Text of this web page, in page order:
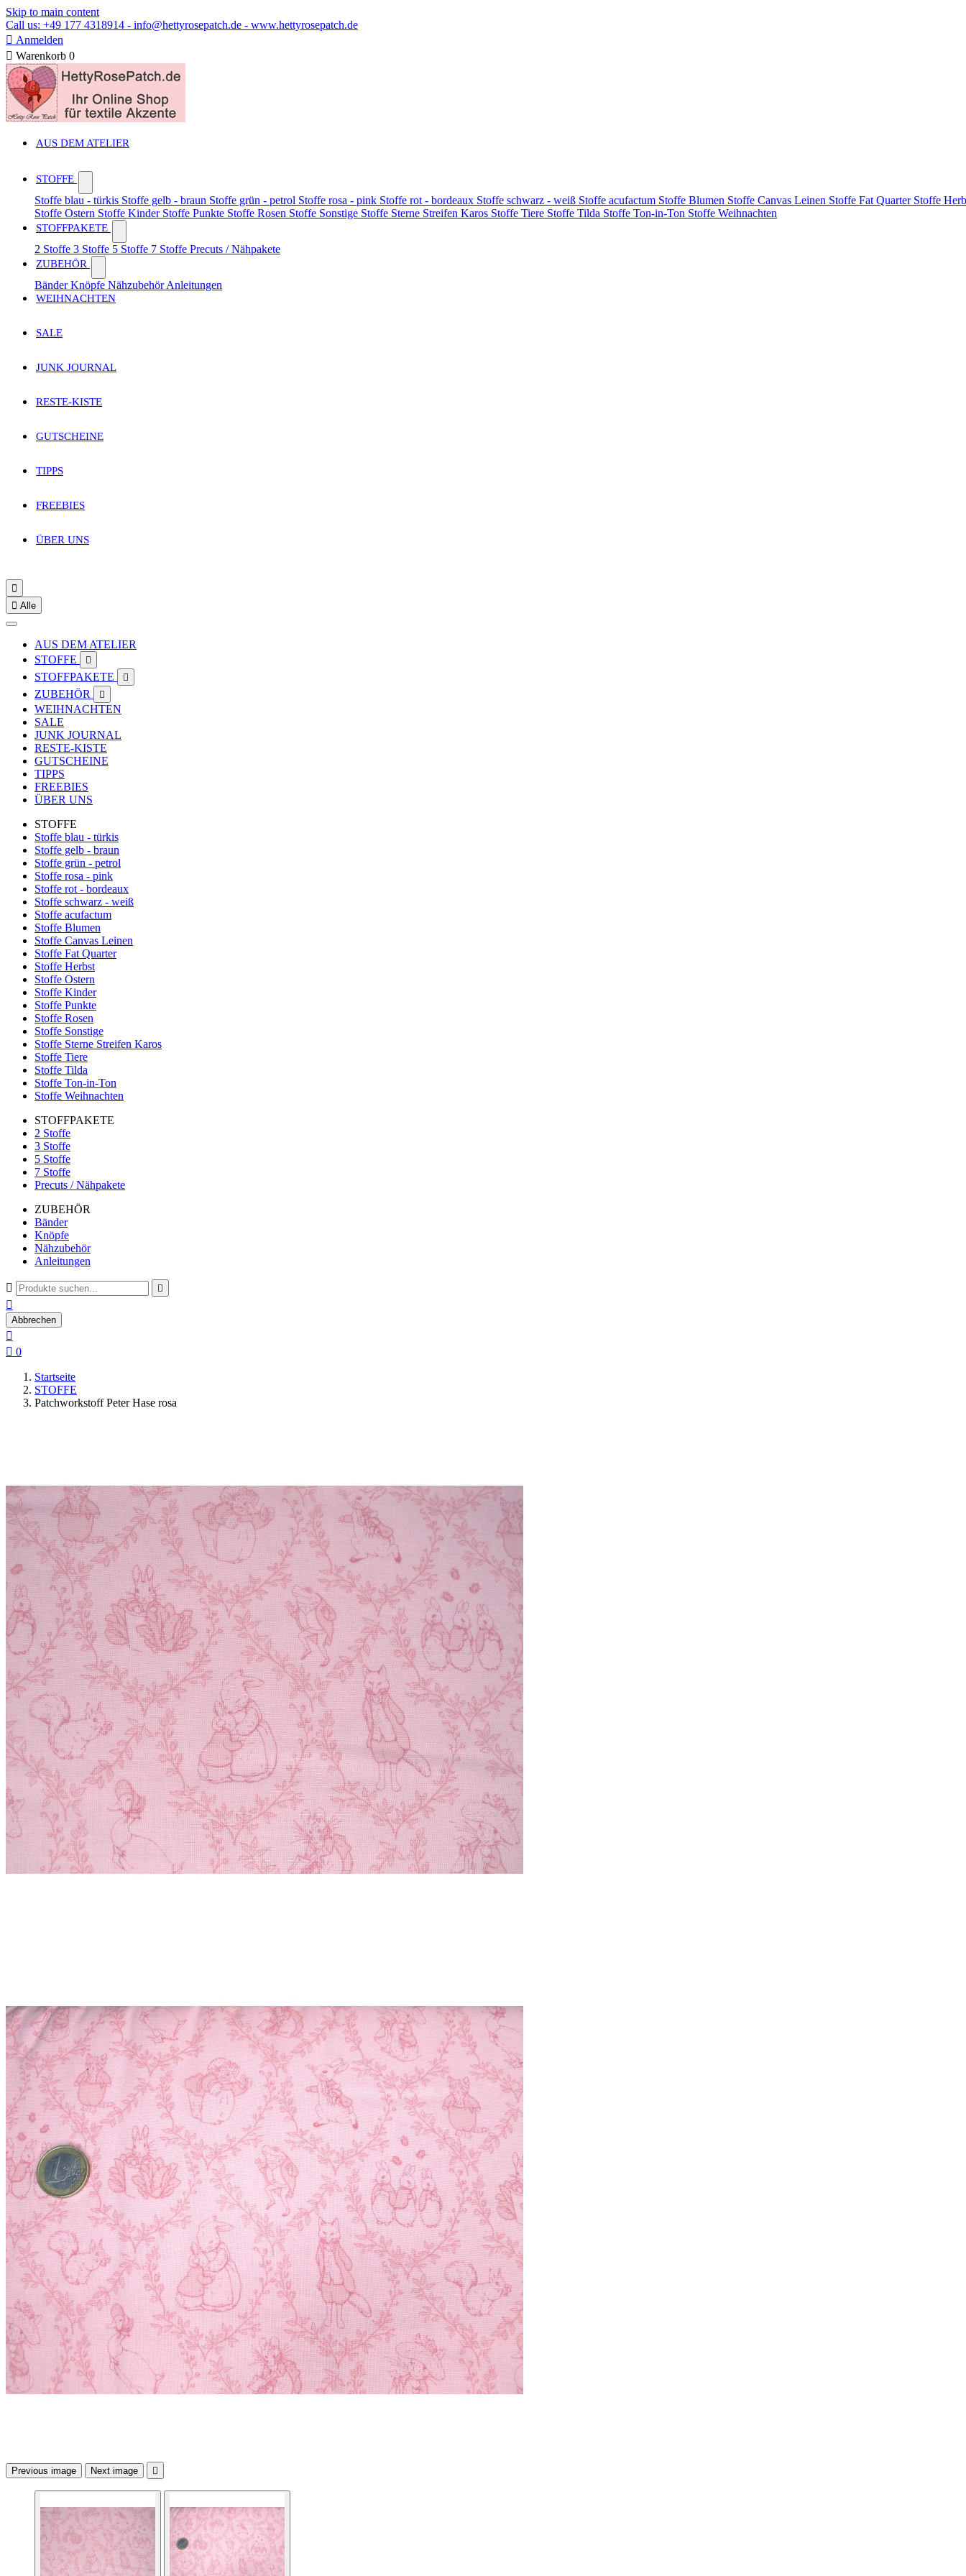
Skip to main content
Call us: +49 177 4318914 - info@hettyrosepatch.de - www.hettyrosepatch.de
 Anmelden
 Warenkorb 0
AUS DEM ATELIER
STOFFE
Stoffe blau - türkis Stoffe gelb - braun Stoffe grün - petrol Stoffe rosa - pink Stoffe rot - bordeaux Stoffe schwarz - weiß Stoffe acufactum Stoffe Blumen Stoffe Canvas Leinen Stoffe Fat Quarter Stoffe
Stoffe Ostern Stoffe Kinder Stoffe Punkte Stoffe Rosen Stoffe Sonstige Stoffe Sterne Streifen Karos Stoffe Tiere Stoffe Tilda Stoffe Ton-in-Ton Stoffe Weihnachten
STOFFPAKETE
2 Stoffe 3 Stoffe 5 Stoffe 7 Stoffe Precuts / Nähpakete
ZUBEHÖR
BänderKnöpfe NähzubehörAnleitungen
WEIHNACHTEN
SALE
JUNK JOURNAL
RESTE-KISTE
GUTSCHEINE
TIPPS
FREEBIES
ÜBER UNS

 Alle
AUS DEM ATELIER
STOFFE

STOFFPAKETE 
ZUBEHÖR 
WEIHNACHTEN
SALE
JUNK JOURNAL
RESTE-KISTE
GUTSCHEINE
TIPPS
FREEBIES
ÜBER UNS
STOFFE
Stoffe blau - türkis
Stoffe gelb - braun
Stoffe grün - petrol
Stoffe rosa - pink
Stoffe rot - bordeaux
Stoffe schwarz - weiß
Stoffe acufactum
Stoffe Blumen
Stoffe Canvas Leinen
Stoffe Fat Quarter
Stoffe Herbst
Stoffe Ostern
Stoffe Kinder
Stoffe Punkte
Stoffe Rosen
Stoffe Sonstige
Stoffe Sterne Streifen Karos
Stoffe Tiere
Stoffe Tilda
Stoffe Ton-in-Ton
Stoffe Weihnachten
STOFFPAKETE
2 Stoffe
3 Stoffe
5 Stoffe
7 Stoffe
Precuts / Nähpakete
ZUBEHÖR
Bänder
Knöpfe
Nähzubehör
Anleitungen
 

Abbrechen

 0
Startseite
STOFFE
Patchworkstoff Peter Hase rosa
Previous image Next image 